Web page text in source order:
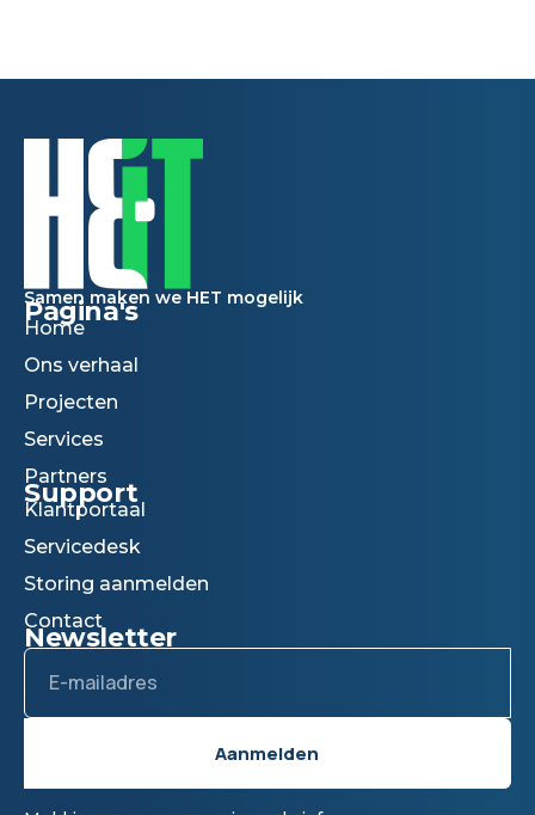
Samen maken we HET mogelijk
Pagina's
Home
Ons verhaal
Projecten
Services
Partners
Support
Klantportaal
Servicedesk
Storing aanmelden
Contact
Newsletter
Email
Aanmelden